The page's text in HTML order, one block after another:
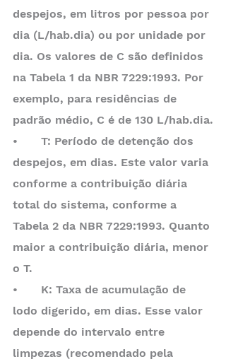
despejos, em litros por pessoa por
dia (L/hab.dia) ou por unidade por
dia. Os valores de C são definidos
na Tabela 1 da NBR 7229:1993. Por
exemplo, para residências de
padrão médio, C é de 130 L/hab.dia.
•	T: Período de detenção dos
despejos, em dias. Este valor varia
conforme a contribuição diária
total do sistema, conforme a
Tabela 2 da NBR 7229:1993. Quanto
maior a contribuição diária, menor
o T.
•	K: Taxa de acumulação de
lodo digerido, em dias. Esse valor
depende do intervalo entre
limpezas (recomendado pela